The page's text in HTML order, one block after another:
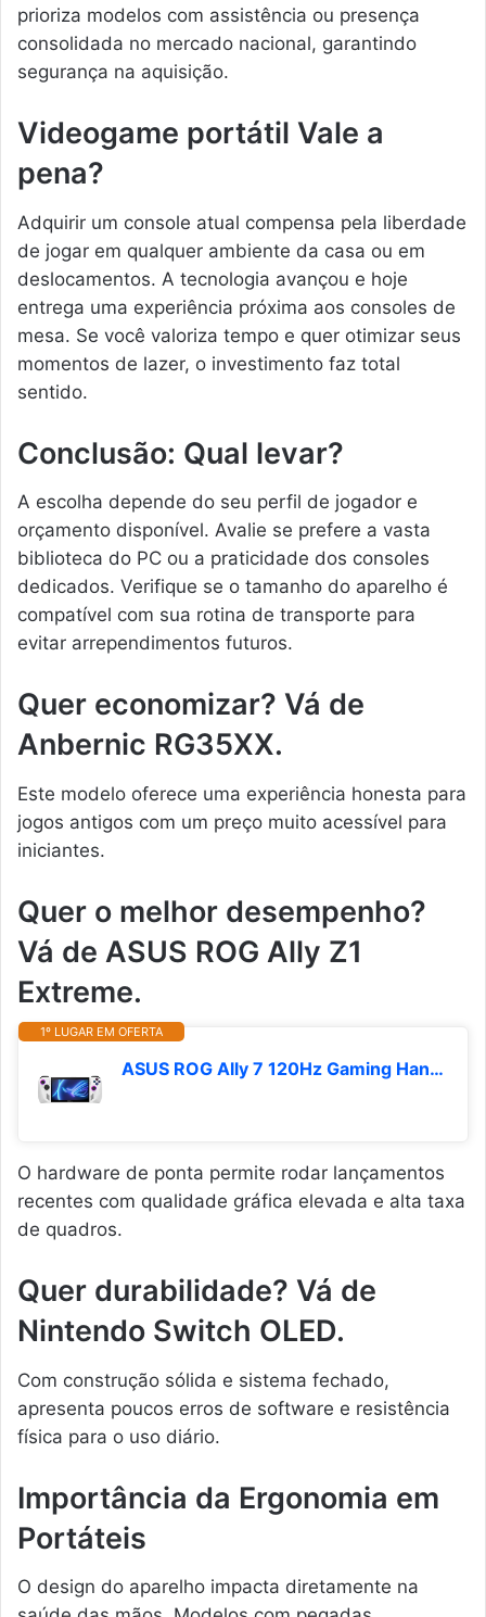
prioriza modelos com assistência ou presença
consolidada no mercado nacional, garantindo
segurança na aquisição.
Videogame portátil Vale a
pena?
Adquirir um console atual compensa pela liberdade
de jogar em qualquer ambiente da casa ou em
deslocamentos. A tecnologia avançou e hoje
entrega uma experiência próxima aos consoles de
mesa. Se você valoriza tempo e quer otimizar seus
momentos de lazer, o investimento faz total
sentido.
Conclusão: Qual levar?
A escolha depende do seu perfil de jogador e
orçamento disponível. Avalie se prefere a vasta
biblioteca do PC ou a praticidade dos consoles
dedicados. Verifique se o tamanho do aparelho é
compatível com sua rotina de transporte para
evitar arrependimentos futuros.
Quer economizar? Vá de
Anbernic RG35XX.
Este modelo oferece uma experiência honesta para
jogos antigos com um preço muito acessível para
iniciantes.
Quer o melhor desempenho?
Vá de ASUS ROG Ally Z1
Extreme.
1º LUGAR EM OFERTA
ASUS ROG Ally 7 120Hz Gaming Handheld - Processador AMD Z1 Extreme - 512GB - Branco - PRÉ-VENDA!
O hardware de ponta permite rodar lançamentos
recentes com qualidade gráfica elevada e alta taxa
de quadros.
Quer durabilidade? Vá de
Nintendo Switch OLED.
Com construção sólida e sistema fechado,
apresenta poucos erros de software e resistência
física para o uso diário.
Importância da Ergonomia em
Portáteis
O design do aparelho impacta diretamente na